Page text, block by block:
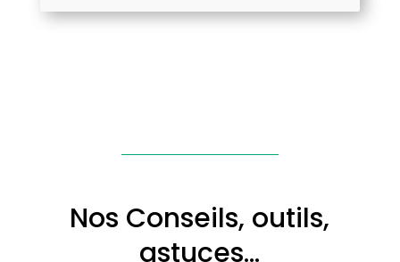
Nos Conseils, outils,
astuces…